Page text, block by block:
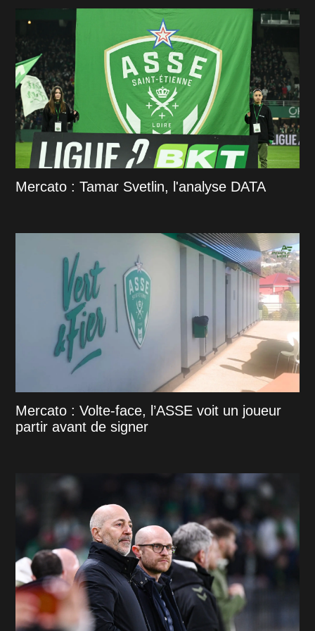
Mercato : Tamar Svetlin, l'analyse DATA
Mercato : Volte-face, l’ASSE voit un joueur
partir avant de signer